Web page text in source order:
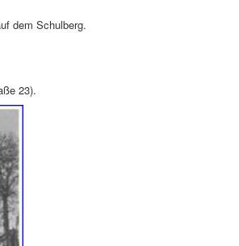
dem Schulberg.
23).